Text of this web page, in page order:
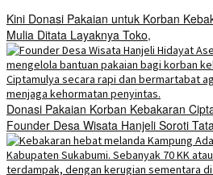
Kini Donasi Pakaian untuk Korban
Mulia Ditata Layaknya Toko,
Donasi Pakaian Korban Kebakaran
Founder Desa Wisata Hanjeli Soroti